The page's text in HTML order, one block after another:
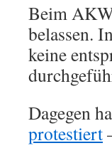
Beim
belassen.
keine
Dagegen
protestiert